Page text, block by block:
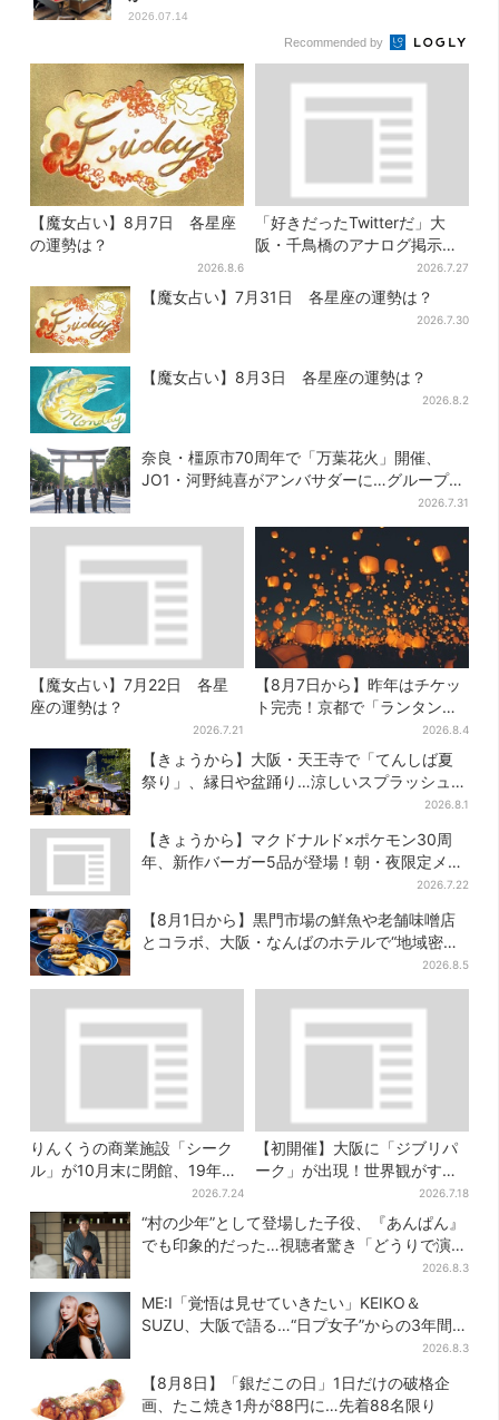
2026.07.14
Recommended by
【魔女占い】8月7日 各星座
の運勢は？
2026.8.6
「好きだったTwitterだ」大
阪・千鳥橋のアナログ掲示板
が話題、かつて駅にあった“伝
言板”がモデルに
2026.7.27
【魔女占い】7月31日 各星座の運勢は？
2026.7.30
【魔女占い】8月3日 各星座の運勢は？
2026.8.2
奈良・橿原市70周年で「万葉花火」開催、
JO1・河野純喜がアンバサダーに…グループ楽
2026.7.31
【魔女占い】7月22日 各星
座の運勢は？
2026.7.21
【8月7日から】昨年はチケッ
ト完売！京都で「ランタンフ
ェス」、最大3500の光が夜空
に…会場には縁日も
2026.8.4
【きょうから】大阪・天王寺で「てんしば夏
祭り」、縁日や盆踊り…涼しいスプラッシュタ
2026.8.1
【きょうから】マクドナルド×ポケモン30周
年、新作バーガー5品が登場！朝・夜限定メニ
2026.7.22
【8月1日から】黒門市場の鮮魚や老舗味噌店
とコラボ、大阪・なんばのホテルで“地域密
2026.8.5
りんくうの商業施設「シーク
ル」が10月末に閉館、19年の
歴史に幕…南大阪民に衝撃は
しる
2026.7.24
【初開催】大阪に「ジブリパ
ーク」が出現！世界観がすご
い…細かな仕掛け＆巨大フォ
トスポットに注目
2026.7.18
“村の少年”として登場した子役、『あんぱん』
でも印象的だった…視聴者驚き「どうりで演技
2026.8.3
ME:I「覚悟は見せていきたい」KEIKO＆
SUZU、大阪で語る…“日プ女子”からの3年間
2026.8.3
【8月8日】「銀だこの日」1日だけの破格企
画、たこ焼き1舟が88円に…先着88名限り